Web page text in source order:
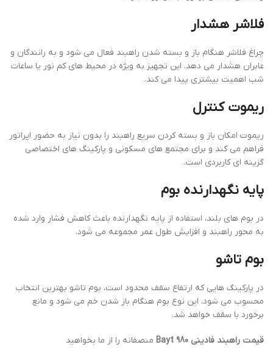
فلاشر هشدار
چراغ فلاشر هنگام باز و بسته شدن راهبند فعال می شود و به رانندگان و
عابران هشدار می دهد. این تجهیز به ویژه در محیط های کم نور یا ساعات
شب اهمیت بیشتری پیدا می کند.
ریموت کنترل
ریموت امکان باز و بسته کردن سریع راهبند را بدون نیاز به حضور اپراتور
فراهم می کند و برای مجتمع های مسکونی و پارکینگ های اختصاصی
گزینه ای کاربردی است.
پایه نگهدارنده بوم
در بوم های بلند، استفاده از پایه نگهدارنده باعث کاهش فشار وارد شده
به محور راهبند و افزایش طول عمر مجموعه می شود.
بوم تاشو
در پارکینگ هایی که ارتفاع سقف محدود است، بوم تاشو بهترین انتخاب
محسوب می شود. این نوع بوم هنگام باز شدن خم می شود و مانع
برخورد با سقف خواهد شد.
قیمت راهبند فادینی Bayt 980 منصفانه را از ما بخواهید